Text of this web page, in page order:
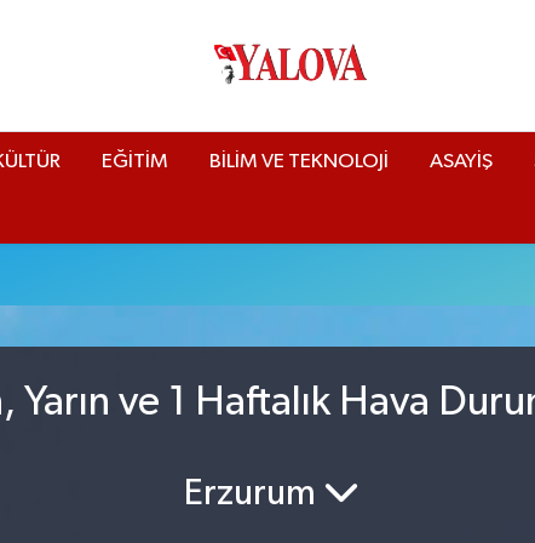
EĞİTİM BİLİM VE TEKNOLOJİ ASAYİŞ
Yarın ve 1 Haftalık Hava
Erzurum